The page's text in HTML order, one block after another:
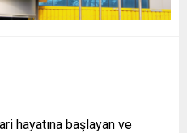
hayatına başlayan ve